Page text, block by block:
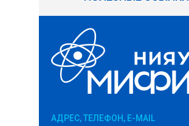
АДРЕС, ТЕЛЕФОН, E-MAIL